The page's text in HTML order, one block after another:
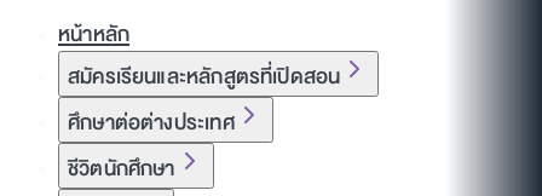
หน้าหลัก
สมัครเรียนและหลักสูตรที่เปิดสอน
ศึกษาต่อต่างประเทศ
ชีวิตนักศึกษา